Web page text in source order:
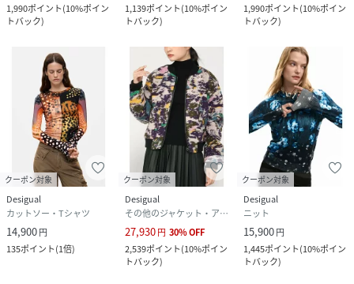
1,990ポイント(10%ポイン
トバック)
1,139ポイント(10%ポイン
トバック)
1,990ポイント(10%ポイン
トバック)
クーポン対象
Desigual
カットソー・Tシャツ
14,900円
135ポイント(1倍)
クーポン対象
Desigual
その他のジャケット・アウター
27,930円 30%OFF
2,539ポイント(10%ポイン
トバック)
クーポン対象
Desigual
ニット
15,900円
1,445ポイント(10%ポイン
トバック)